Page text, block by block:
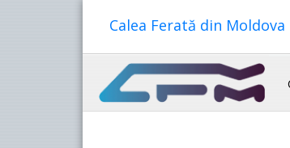
Calea Ferată din Moldova